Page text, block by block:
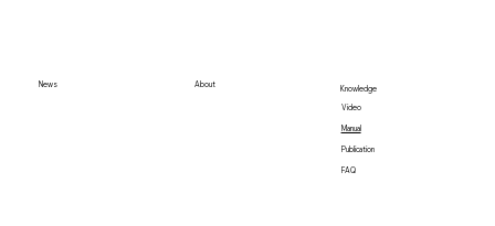
News About
Knowledge
Video
Manual
Publication
FAQ